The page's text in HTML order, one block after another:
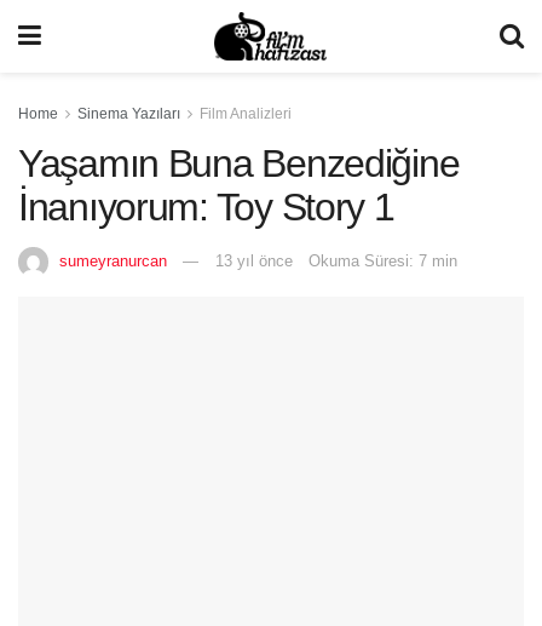
Home Sinema Yazıları Film Analizleri
Yaşamın Buna Benzediğine
İnanıyorum: Toy Story 1
sumeyranurcan 13 yıl önce Okuma Süresi: 7 min